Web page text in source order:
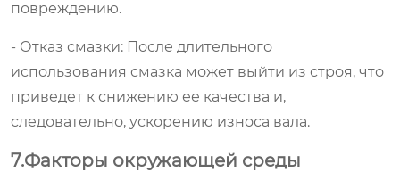
повреждению.
- Отказ смазки: После длительного
использования смазка может выйти из строя, что
приведет к снижению ее качества и,
следовательно, ускорению износа вала.
7.Факторы окружающей среды